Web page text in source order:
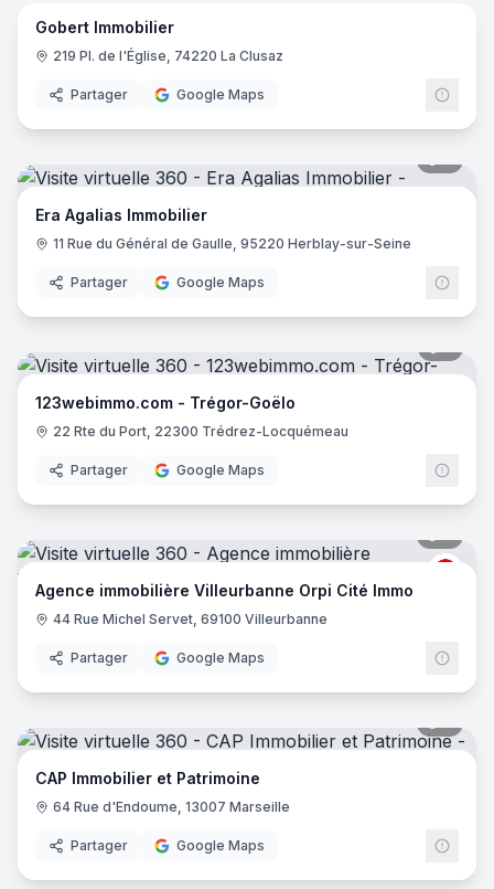
Gobert Immobilier
219 Pl. de l'Église, 74220 La Clusaz
Partager Google Maps
Era Agalias Immobilier
11 Rue du Général de Gaulle, 95220 Herblay-sur-Seine
Partager Google Maps
123webimmo.com - Trégor-Goëlo
22 Rte du Port, 22300 Trédrez-Locquémeau
Partager Google Maps
ORPI
Agence immobilière Villeurbanne Orpi Cité Immo
44 Rue Michel Servet, 69100 Villeurbanne
Partager Google Maps
CAP Immobilier et Patrimoine
64 Rue d'Endoume, 13007 Marseille
Partager Google Maps